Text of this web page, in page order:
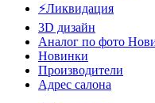
⚡️Ликвидация
3D дизайн
Аналог по фото
Новинки
Производители
Адрес салона